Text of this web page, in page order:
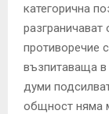
категорична
противоречие
възпитаваща в
думи
общност няма